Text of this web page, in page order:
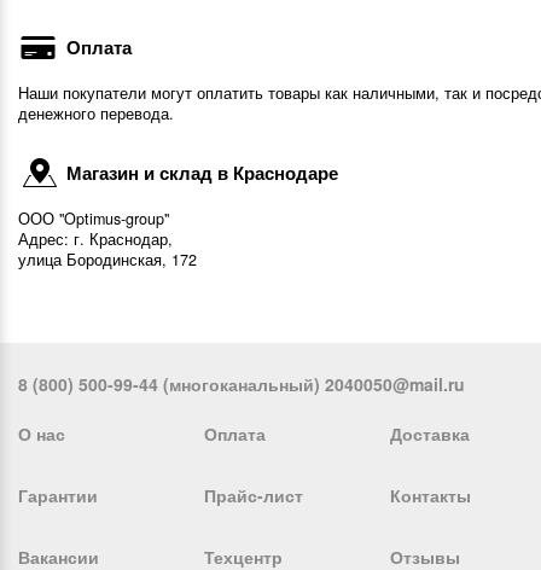
Оплата
Наши покупатели могут оплатить товары как наличными, так и
денежного перевода.
Магазин и склад в Краснодаре
ООО "Optimus-group"
Адрес: г. Краснодар,
улица Бородинская, 172
8 (800) 500-99-44 (многоканальный) 2040050@mail.ru
О нас Оплата Доставка
Гарантии Прайс-лист Контакты
Вакансии Техцентр Отзывы